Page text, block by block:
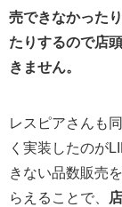
売できなかった
たりするので店
きません。
レスピアさんも
く実装したのが
きない品数販売
らえることで、